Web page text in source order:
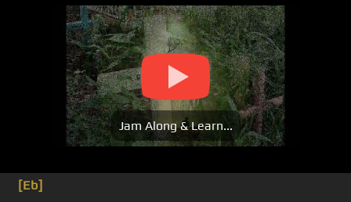
Jam Along & Learn...
[Eb]